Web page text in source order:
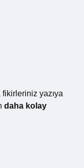
yazıya
daha kolay